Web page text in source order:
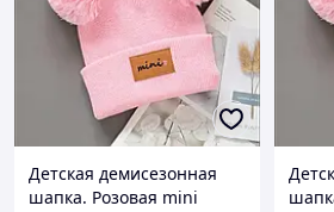
Детская демисезонная
шапка. Розовая mini